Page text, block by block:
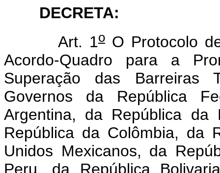
DECRETA:
Art. 1o O Protocolo
Acordo-Quadro para a
Superação das Barreiras
Governos da República
Argentina, da República
República da Colômbia, da
Unidos Mexicanos, da
Peru, da República